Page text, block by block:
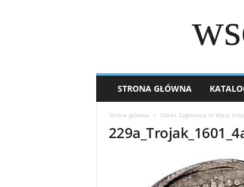
STRONA GŁÓWNA
Strona główna Okres Zygmunta lll Wazy